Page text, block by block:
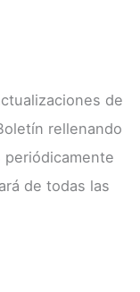
de
rellenando
periódicamente
de todas las